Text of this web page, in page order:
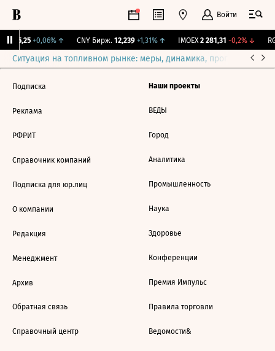
Войти
115,25 +0,06%↑ CNY Бирж. 12,239 +1,31%↑ IMOEX 2 281,31 -0,2%↓
Ситуация на топливном рынке: меры, динамика, прогнозы
Подписка
Реклама
РФРИТ
Справочник компаний
Подписка для юр.лиц
О компании
Редакция
Менеджмент
Архив
Обратная связь
Справочный центр
Наши проекты
ВЕДЫ
Город
Аналитика
Промышленность
Наука
Здоровье
Конференции
Премия Импульс
Правила торговли
Ведомости&